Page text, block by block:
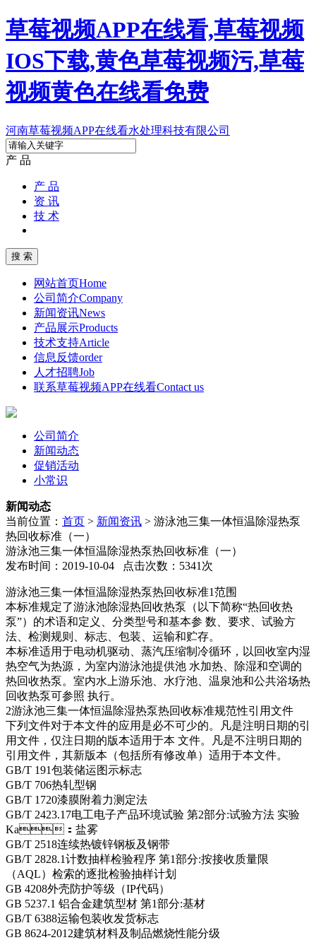
草莓视频APP在线看,草莓视频
IOS下载,黄色草莓视频污,草莓
视频黄色在线看免费
河南草莓视频APP在线看水处理科技有限公司
产 品
产 品
资 讯
技 术
网站首页Home
公司简介Company
新闻资讯News
产品展示Products
技术支持Article
信息反馈order
人才招聘Job
联系草莓视频APP在线看Contact us
公司简介
新闻动态
促销活动
小常识
新闻动态
当前位置： 首页 > 新闻资讯 > 游泳池三集一体恒温除湿热泵
热回收标准（一）
游泳池三集一体恒温除湿热泵热回收标准（一）
发布时间：2019-10-04 点击次数：5341次
游泳池三集一体恒温除湿热泵热回收标准1范围
本标准规定了游泳池除湿热回收热泵（以下简称“热回收热
泵”）的术语和定义、分类型号和基本参 数、要求、试验方
法、检测规则、标志、包装、运输和贮存。
本标准适用于电动机驱动、蒸汽压缩制冷循环，以回收室内湿
热空气为热源，为室内游泳池提供池 水加热、除湿和空调的
热回收热泵。室内水上游乐池、水疗池、温泉池和公共浴场热
回收热泵可参照 执行。
2游泳池三集一体恒温除湿热泵热回收标准规范性引用文件
下列文件对于本文件的应用是必不可少的。凡是注明日期的引
用文件，仅注日期的版本适用于本 文件。凡是不注明日期的
引用文件，其新版本（包括所有修改单）适用于本文件。
GB/T 191包装储运图示标志
GB/T 706热轧型钢
GB/T 1720漆膜附着力测定法
GB/T 2423.17电工电子产品环境试验 第2部分:试验方法 实验
Ka：盐雾
GB/T 2518连续热镀锌钢板及钢带
GB/T 2828.1计数抽样检验程序 第1部分:按接收质量限
（AQL）检索的逐批检验抽样计划
GB 4208外壳防护等级（IP代码）
GB 5237.1 铝合金建筑型材 第1部分:基材
GB/T 6388运输包装收发货标志
GB 8624-2012建筑材料及制品燃烧性能分级